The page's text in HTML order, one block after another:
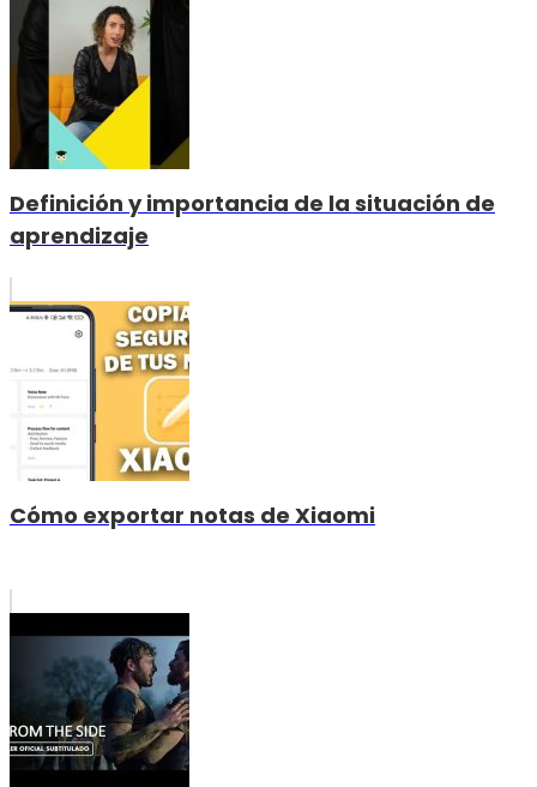
Definición y importancia de la situación de
aprendizaje
Cómo exportar notas de Xiaomi